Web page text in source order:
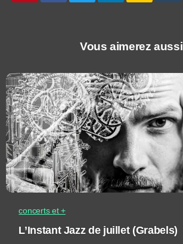
Vous aimerez aussi
concerts et +
L’Instant Jazz de juillet (Grabels)